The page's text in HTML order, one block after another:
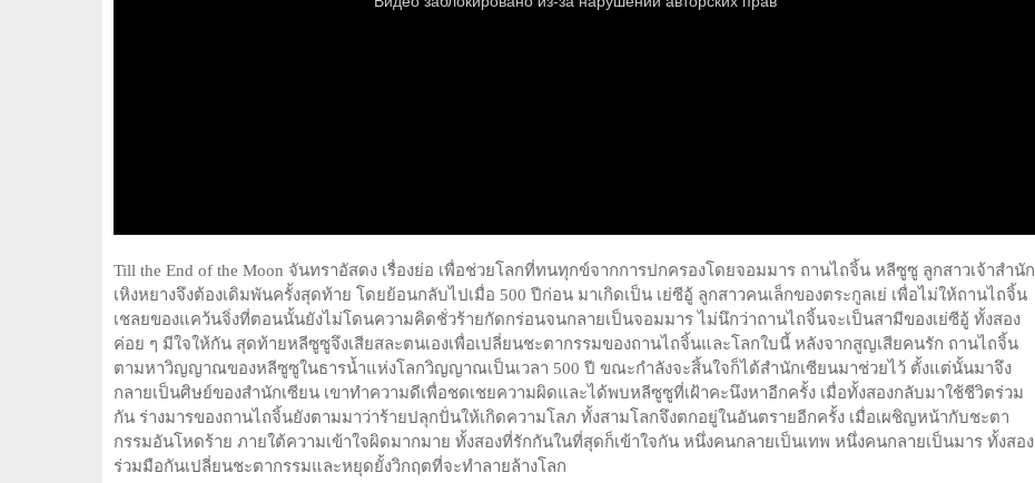
Till the End of the Moon จันทราอัสดง เรื่องย่อ เพื่อช่วยโลกที่ทนทุกข์จากการปกครองโดยจอมมาร ถานไถจิ้น หลีซูซู ลูกสาวเจ้าสำนัก
เหิงหยางจึงต้องเดิมพันครั้งสุดท้าย โดยย้อนกลับไปเมื่อ 500 ปีก่อน มาเกิดเป็น เย่ซีอู้ ลูกสาวคนเล็กของตระกูลเย่ เพื่อไม่ให้ถานไถจิ้น
เชลยของแคว้นจิ่งที่ตอนนั้นยังไม่โดนความคิดชั่วร้ายกัดกร่อนจนกลายเป็นจอมมาร ไม่นึกว่าถานไถจิ้นจะเป็นสามีของเย่ซีอู้ ทั้งสอง
ค่อย ๆ มีใจให้กัน สุดท้ายหลีซูซูจึงเสียสละตนเองเพื่อเปลี่ยนชะตากรรมของถานไถจิ้นและโลกใบนี้ หลังจากสูญเสียคนรัก ถานไถจิ้น
ตามหาวิญญาณของหลีซูซูในธารน้ำแห่งโลกวิญญาณเป็นเวลา 500 ปี ขณะกำลังจะสิ้นใจก็ได้สำนักเซียนมาช่วยไว้ ตั้งแต่นั้นมาจึง
กลายเป็นศิษย์ของสำนักเซียน เขาทำความดีเพื่อชดเชยความผิดและได้พบหลีซูซูที่เฝ้าคะนึงหาอีกครั้ง เมื่อทั้งสองกลับมาใช้ชีวิตร่วม
กัน ร่างมารของถานไถจิ้นยังตามมาว่าร้ายปลุกปั่นให้เกิดความโลภ ทั้งสามโลกจึงตกอยู่ในอันตรายอีกครั้ง เมื่อเผชิญหน้ากับชะตา
กรรมอันโหดร้าย ภายใต้ความเข้าใจผิดมากมาย ทั้งสองที่รักกันในที่สุดก็เข้าใจกัน หนึ่งคนกลายเป็นเทพ หนึ่งคนกลายเป็นมาร ทั้งสอง
ร่วมมือกันเปลี่ยนชะตากรรมและหยุดยั้งวิกฤตที่จะทำลายล้างโลก